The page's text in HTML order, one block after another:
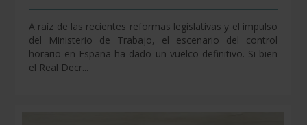
A raíz de las recientes reformas legislativas y el impulso
del Ministerio de Trabajo, el escenario del control
horario en España ha dado un vuelco definitivo. Si bien
el Real Decr...